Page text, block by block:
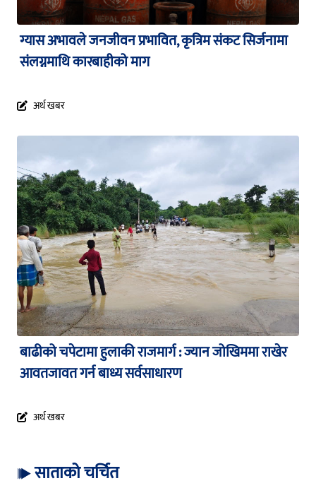
ग्यास अभावले जनजीवन प्रभावित, कृत्रिम संकट सिर्जनामा
संलग्नमाथि कारबाहीको माग
अर्थ खबर
बाढीको चपेटामा हुलाकी राजमार्ग : ज्यान जोखिममा राखेर
आवतजावत गर्न बाध्य सर्वसाधारण
अर्थ खबर
साताको चर्चित